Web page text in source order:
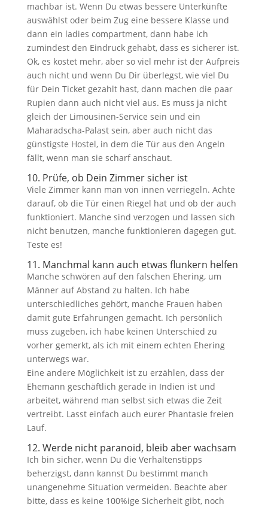
machbar ist. Wenn Du etwas bessere Unterkünfte
auswählst oder beim Zug eine bessere Klasse und
dann ein ladies compartment, dann habe ich
zumindest den Eindruck gehabt, dass es sicherer ist.
Ok, es kostet mehr, aber so viel mehr ist der Aufpreis
auch nicht und wenn Du Dir überlegst, wie viel Du
für Dein Ticket gezahlt hast, dann machen die paar
Rupien dann auch nicht viel aus. Es muss ja nicht
gleich der Limousinen-Service sein und ein
Maharadscha-Palast sein, aber auch nicht das
günstigste Hostel, in dem die Tür aus den Angeln
fällt, wenn man sie scharf anschaut.
10. Prüfe, ob Dein Zimmer sicher ist
Viele Zimmer kann man von innen verriegeln. Achte
darauf, ob die Tür einen Riegel hat und ob der auch
funktioniert. Manche sind verzogen und lassen sich
nicht benutzen, manche funktionieren dagegen gut.
Teste es!
11. Manchmal kann auch etwas flunkern helfen
Manche schwören auf den falschen Ehering, um
Männer auf Abstand zu halten. Ich habe
unterschiedliches gehört, manche Frauen haben
damit gute Erfahrungen gemacht. Ich persönlich
muss zugeben, ich habe keinen Unterschied zu
vorher gemerkt, als ich mit einem echten Ehering
unterwegs war.
Eine andere Möglichkeit ist zu erzählen, dass der
Ehemann geschäftlich gerade in Indien ist und
arbeitet, während man selbst sich etwas die Zeit
vertreibt. Lasst einfach auch eurer Phantasie freien
Lauf.
12. Werde nicht paranoid, bleib aber wachsam
Ich bin sicher, wenn Du die Verhaltenstipps
beherzigst, dann kannst Du bestimmt manch
unangenehme Situation vermeiden. Beachte aber
bitte, dass es keine 100%ige Sicherheit gibt, noch